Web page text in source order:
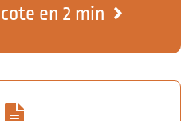
en 2 min